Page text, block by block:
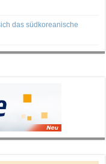
das südkoreanische